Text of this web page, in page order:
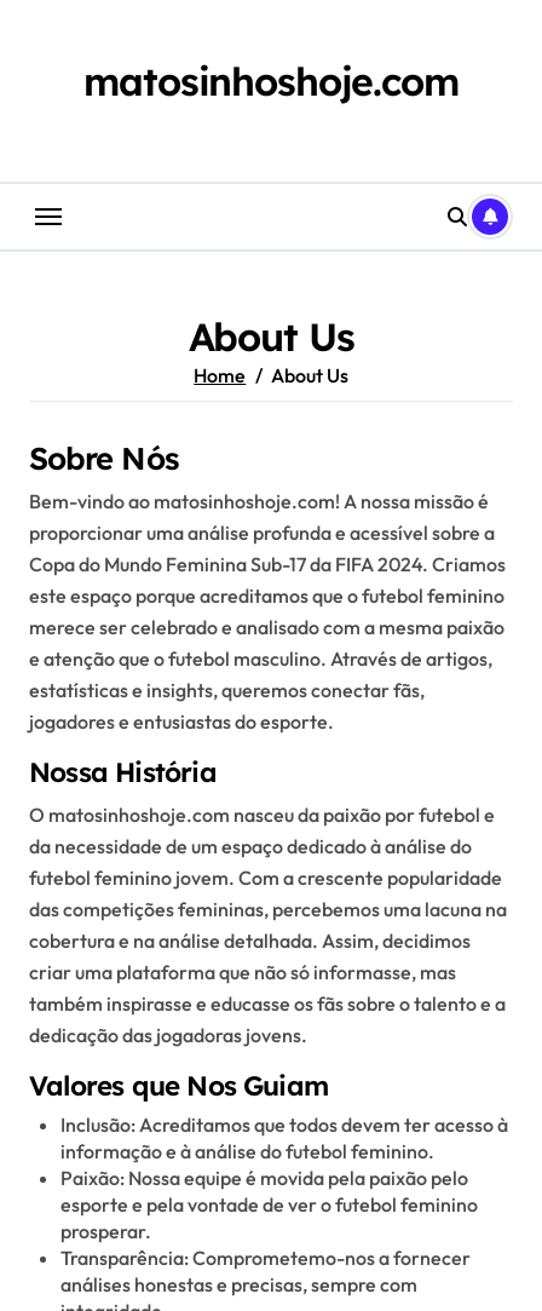
matosinhoshoje.com
About Us
Home About Us
Sobre Nós
Bem-vindo ao matosinhoshoje.com! A nossa missão é
proporcionar uma análise profunda e acessível sobre a
Copa do Mundo Feminina Sub-17 da FIFA 2024. Criamos
este espaço porque acreditamos que o futebol feminino
merece ser celebrado e analisado com a mesma paixão
e atenção que o futebol masculino. Através de artigos,
estatísticas e insights, queremos conectar fãs,
jogadores e entusiastas do esporte.
Nossa História
O matosinhoshoje.com nasceu da paixão por futebol e
da necessidade de um espaço dedicado à análise do
futebol feminino jovem. Com a crescente popularidade
das competições femininas, percebemos uma lacuna na
cobertura e na análise detalhada. Assim, decidimos
criar uma plataforma que não só informasse, mas
também inspirasse e educasse os fãs sobre o talento e a
dedicação das jogadoras jovens.
Valores que Nos Guiam
Inclusão: Acreditamos que todos devem ter acesso à
informação e à análise do futebol feminino.
Paixão: Nossa equipe é movida pela paixão pelo
esporte e pela vontade de ver o futebol feminino
prosperar.
Transparência: Comprometemo-nos a fornecer
análises honestas e precisas, sempre com